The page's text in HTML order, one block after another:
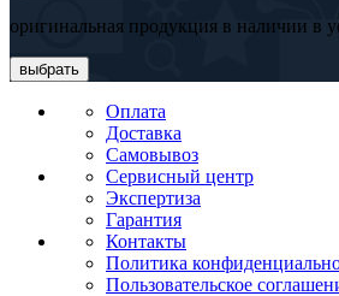
оригинальная продукция в наличии в
выбрать
Оплата
Доставка
Самовывоз
Сервисный центр
Экспертиза
Гарантия
Контакты
Политика
Пользовательское